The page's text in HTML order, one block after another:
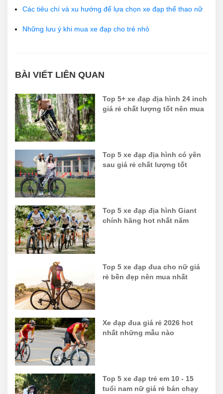
Các tiêu chí và xu hướng để lựa chọn xe đạp thể thao nữ
Những lưu ý khi mua xe đạp cho trẻ nhỏ
BÀI VIẾT LIÊN QUAN
Top 5+ xe đạp địa hình 24 inch
giá rẻ chất lượng tốt nên mua
Top 5 xe đạp địa hình có yên
sau giá rẻ chất lượng tốt
Top 5 xe đạp địa hình Giant
chính hãng hot nhất năm
Top 5 xe đạp đua cho nữ giá
rẻ bền đẹp nên mua nhất
Xe đạp đua giá rẻ 2026 hot
nhất những mẫu nào
Top 5 xe đạp trẻ em 10 - 15
tuổi nam nữ giá rẻ bán chạy